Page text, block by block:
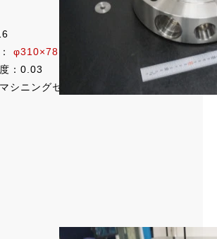
φ310×78
：0.03
シニングセンタ、横マシニングセン